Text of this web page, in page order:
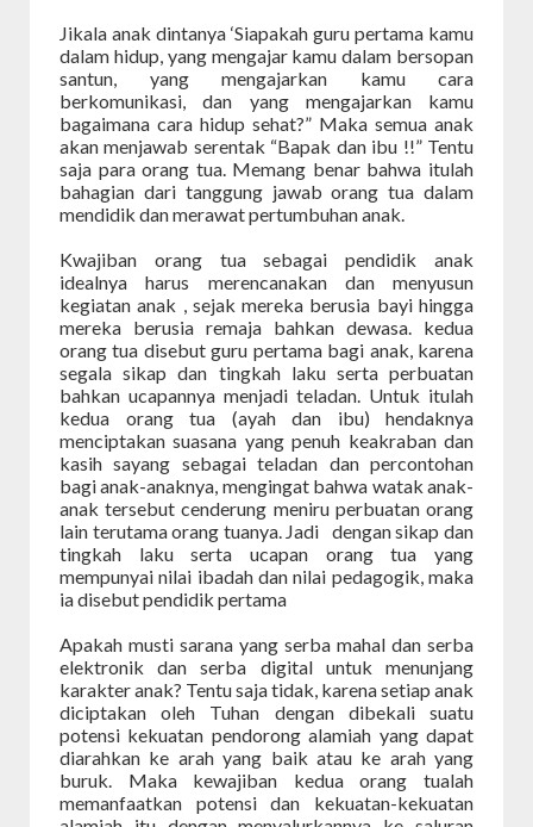
Jikala anak dintanya ‘Siapakah guru pertama kamu
dalam hidup, yang mengajar kamu dalam bersopan
santun, yang mengajarkan kamu cara
berkomunikasi, dan yang mengajarkan kamu
bagaimana cara hidup sehat?” Maka semua anak
akan menjawab serentak “Bapak dan ibu !!” Tentu
saja para orang tua. Memang benar bahwa itulah
bahagian dari tanggung jawab orang tua dalam
mendidik dan merawat pertumbuhan anak.
Kwajiban orang tua sebagai pendidik anak
idealnya harus merencanakan dan menyusun
kegiatan anak , sejak mereka berusia bayi hingga
mereka berusia remaja bahkan dewasa. kedua
orang tua disebut guru pertama bagi anak, karena
segala sikap dan tingkah laku serta perbuatan
bahkan ucapannya menjadi teladan. Untuk itulah
kedua orang tua (ayah dan ibu) hendaknya
menciptakan suasana yang penuh keakraban dan
kasih sayang sebagai teladan dan percontohan
bagi anak-anaknya, mengingat bahwa watak anak-
anak tersebut cenderung meniru perbuatan orang
lain terutama orang tuanya. Jadi dengan sikap dan
tingkah laku serta ucapan orang tua yang
mempunyai nilai ibadah dan nilai pedagogik, maka
ia disebut pendidik pertama
Apakah musti sarana yang serba mahal dan serba
elektronik dan serba digital untuk menunjang
karakter anak? Tentu saja tidak, karena setiap anak
diciptakan oleh Tuhan dengan dibekali suatu
potensi kekuatan pendorong alamiah yang dapat
diarahkan ke arah yang baik atau ke arah yang
buruk. Maka kewajiban kedua orang tualah
memanfaatkan potensi dan kekuatan-kekuatan